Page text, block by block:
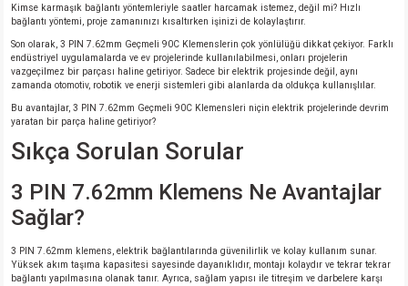
Kimse karmaşık bağlantı yöntemleriyle saatler harcamak istemez, değil mi? Hızlı
bağlantı yöntemi, proje zamanınızı kısaltırken işinizi de kolaylaştırır.
Son olarak, 3 PIN 7.62mm Geçmeli 90C Klemenslerin çok yönlülüğü dikkat çekiyor. Farklı
endüstriyel uygulamalarda ve ev projelerinde kullanılabilmesi, onları projelerin
vazgeçilmez bir parçası haline getiriyor. Sadece bir elektrik projesinde değil, aynı
zamanda otomotiv, robotik ve enerji sistemleri gibi alanlarda da oldukça kullanışlılar.
Bu avantajlar, 3 PIN 7.62mm Geçmeli 90C Klemensleri niçin elektrik projelerinde devrim
yaratan bir parça haline getiriyor?
Sıkça Sorulan Sorular
3 PIN 7.62mm Klemens Ne Avantajlar
Sağlar?
3 PIN 7.62mm klemens, elektrik bağlantılarında güvenilirlik ve kolay kullanım sunar.
Yüksek akım taşıma kapasitesi sayesinde dayanıklıdır, montajı kolaydır ve tekrar tekrar
bağlantı yapılmasına olanak tanır. Ayrıca, sağlam yapısı ile titreşim ve darbelere karşı